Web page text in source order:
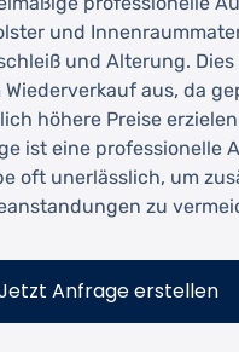
und
und Alterung.
Wiederverkauf aus, da
höhere Preise
ist eine professionelle
oft unerlässlich, um
zu
Anfrage erstellen